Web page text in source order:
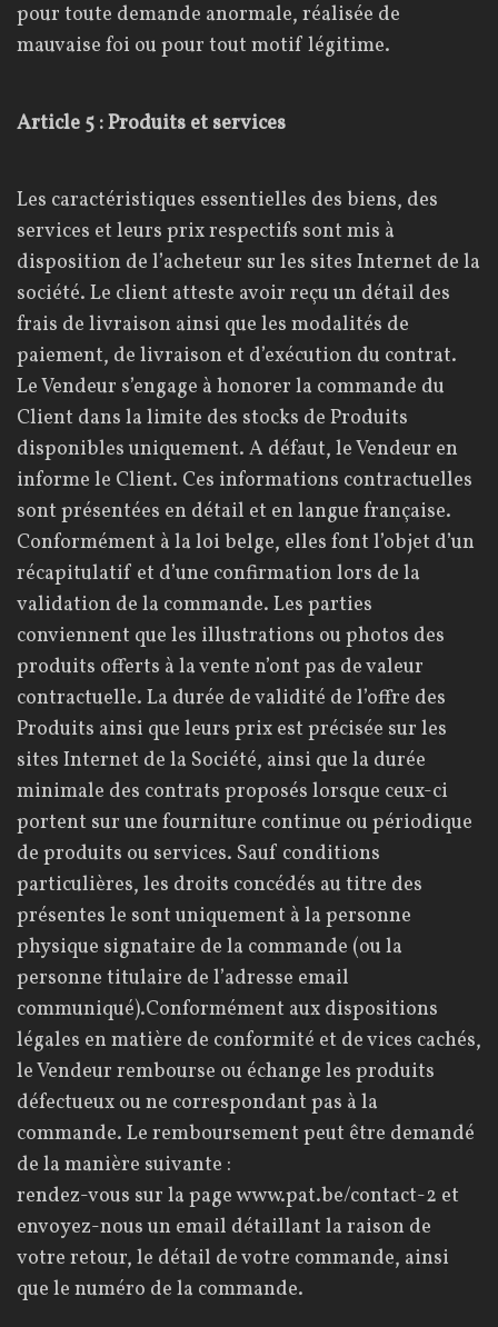
pour toute demande anormale, réalisée de
mauvaise foi ou pour tout motif légitime.
Article 5 : Produits et services
Les caractéristiques essentielles des biens, des
services et leurs prix respectifs sont mis à
disposition de l’acheteur sur les sites Internet de la
société. Le client atteste avoir reçu un détail des
frais de livraison ainsi que les modalités de
paiement, de livraison et d’exécution du contrat.
Le Vendeur s’engage à honorer la commande du
Client dans la limite des stocks de Produits
disponibles uniquement. A défaut, le Vendeur en
informe le Client. Ces informations contractuelles
sont présentées en détail et en langue française.
Conformément à la loi belge, elles font l’objet d’un
récapitulatif et d’une confirmation lors de la
validation de la commande. Les parties
conviennent que les illustrations ou photos des
produits offerts à la vente n’ont pas de valeur
contractuelle. La durée de validité de l’offre des
Produits ainsi que leurs prix est précisée sur les
sites Internet de la Société, ainsi que la durée
minimale des contrats proposés lorsque ceux-ci
portent sur une fourniture continue ou périodique
de produits ou services. Sauf conditions
particulières, les droits concédés au titre des
présentes le sont uniquement à la personne
physique signataire de la commande (ou la
personne titulaire de l’adresse email
communiqué).Conformément aux dispositions
légales en matière de conformité et de vices cachés,
le Vendeur rembourse ou échange les produits
défectueux ou ne correspondant pas à la
commande. Le remboursement peut être demandé
de la manière suivante :
rendez-vous sur la pagewww.pat.be/contact-2 et
envoyez-nous un email détaillant la raison de
votre retour, le détail de votre commande, ainsi
que le numéro de la commande.